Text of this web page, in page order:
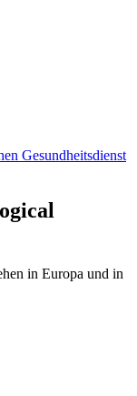
Gesundheitsdienst
in Europa und in